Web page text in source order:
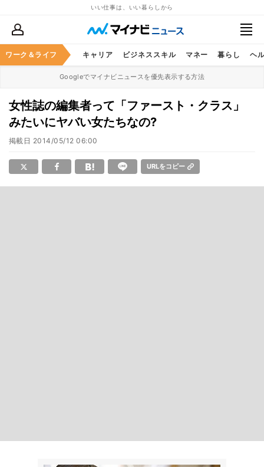
いい仕事は、いい暮らしから
ワーク＆ライフ キャリア ビジネススキル マネー 暮らし ヘ
Googleでマイナビニュースを優先表示する方法
女性誌の編集者って「ファースト・クラス」
みたいにヤバい女たちなの?
掲載日 2014/05/12 06:00
URLをコピー